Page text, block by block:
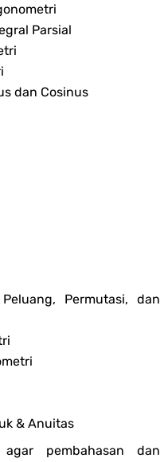
Parsial
dan Cosinus
Permutasi, dan
& Anuitas
pembahasan dan